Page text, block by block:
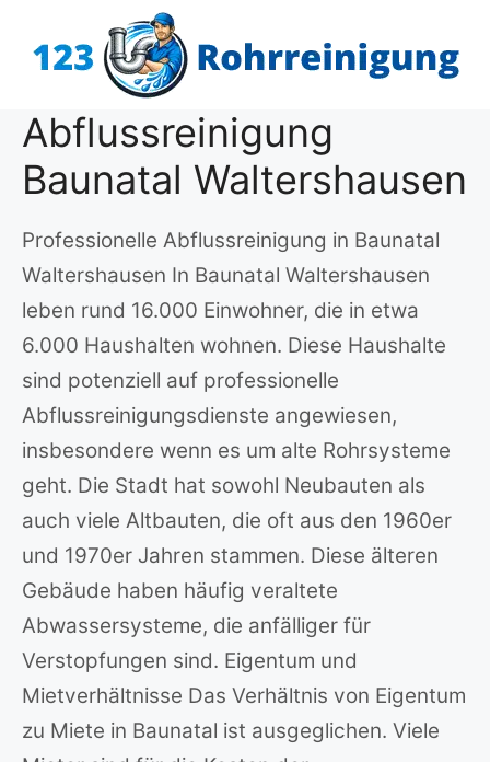
Inhalt
Abflussreinigung
Baunatal Waltershausen
Professionelle Abflussreinigung in Baunatal
Waltershausen In Baunatal Waltershausen
leben rund 16.000 Einwohner, die in etwa
6.000 Haushalten wohnen. Diese Haushalte
sind potenziell auf professionelle
Abflussreinigungsdienste angewiesen,
insbesondere wenn es um alte Rohrsysteme
geht. Die Stadt hat sowohl Neubauten als
auch viele Altbauten, die oft aus den 1960er
und 1970er Jahren stammen. Diese älteren
Gebäude haben häufig veraltete
Abwassersysteme, die anfälliger für
Verstopfungen sind. Eigentum und
Mietverhältnisse Das Verhältnis von Eigentum
zu Miete in Baunatal ist ausgeglichen. Viele